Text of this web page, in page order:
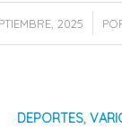
2025
/
DEPORTES,